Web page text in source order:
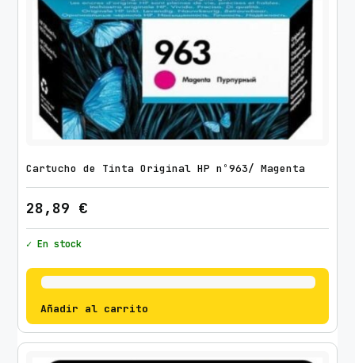
Cartucho de Tinta Original HP nº963/ Magenta
28,89 €
✓ En stock
Añadir al carrito